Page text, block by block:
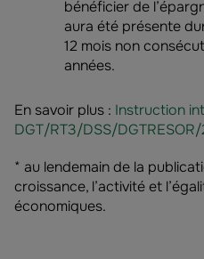
bénéficier de
aura été présente
12 mois non
années.
En savoir plus : Instruction
DGT/RT3/DSS/
* au lendemain de la
croissance, l’activité et
économiques.